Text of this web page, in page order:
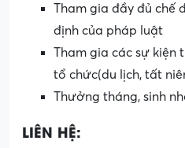
Tham gia đầy đủ chế
định của pháp luật
Tham gia các sự kiện
tổ chức(du lịch, tất
Thưởng tháng, sinh
LIÊN HỆ: